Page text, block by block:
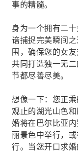
事的精髓。
身为一个拥有二
谙捕捉完美瞬间
围，确保您的女
共同打造独一无
节都尽善尽美。
想像一下：您正
观止的湖光山色
婚将在巴尔比亚
丽景色中举行，
行。当您开口求